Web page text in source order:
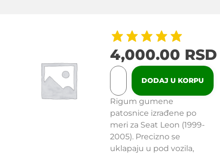
4,000.00 RSD
DODAJ U KORPU
Rigum gumene
patosnice izrađene po
meri za Seat Leon (1999-
2005). Precizno se
uklapaju u pod vozila,